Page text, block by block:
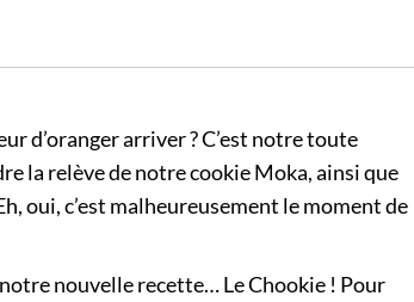
d’oranger arriver ? C’est notre toute
la relève de notre cookie Moka, ainsi que
oui, c’est malheureusement le moment de
nouvelle recette… Le Chookie ! Pour